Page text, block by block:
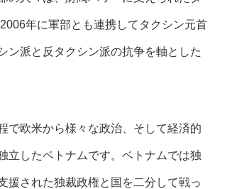
年に軍部とも連携してタクシン元首
ン派と反タクシン派の抗争を軸とした
で欧米から様々な政治、そして経済的
立したベトナムです。ベトナムでは独
援された独裁政権と国を二分して戦っ